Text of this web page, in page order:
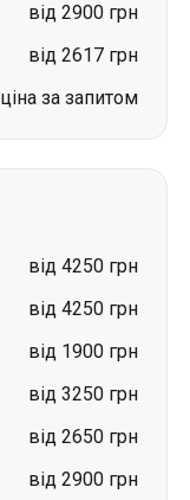
від 2900 грн
від 2617 грн
ціна за запитом
від 4250 грн
від 4250 грн
від 1900 грн
від 3250 грн
від 2650 грн
від 2900 грн